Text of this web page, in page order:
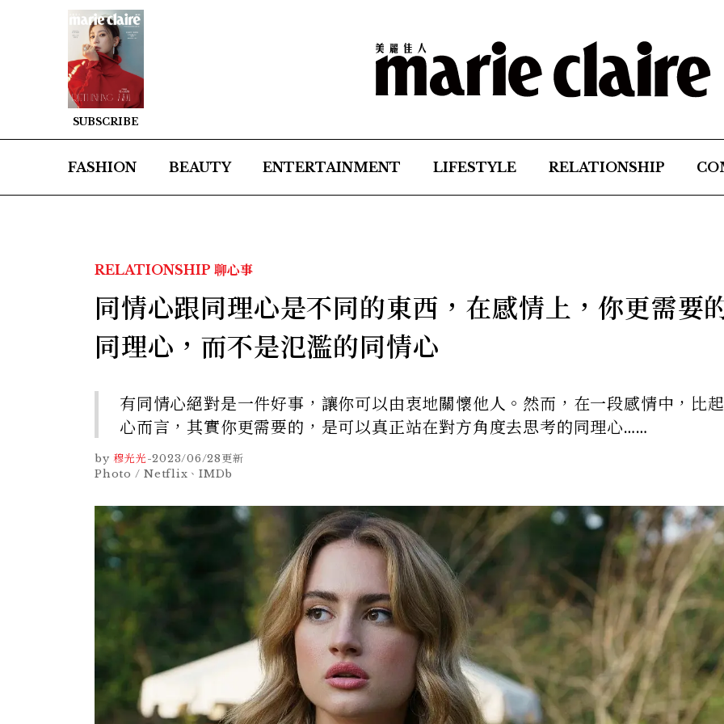
SUBSCRIBE
FASHION BEAUTY ENTERTAINMENT LIFESTYLE RELATIONSHIP
RELATIONSHIP 聊心事
同情心跟同理心是不同的東西，在感情上，你更需要
同理心，而不是氾濫的同情心
有同情心絕對是一件好事，讓你可以由衷地關懷他人。然而，在一段感情中，比
心而言，其實你更需要的，是可以真正站在對方角度去思考的同理心……
by 穆光光-2023/06/28更新
Photo / Netflix、IMDb